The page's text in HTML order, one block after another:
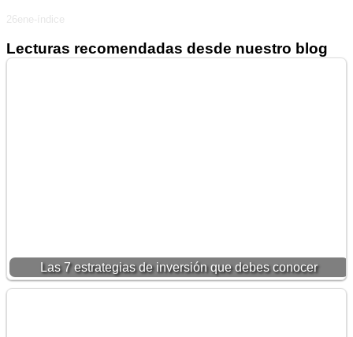
26ene-índice
Lecturas recomendadas desde nuestro blog
Las 7 estrategias de inversión que debes conocer